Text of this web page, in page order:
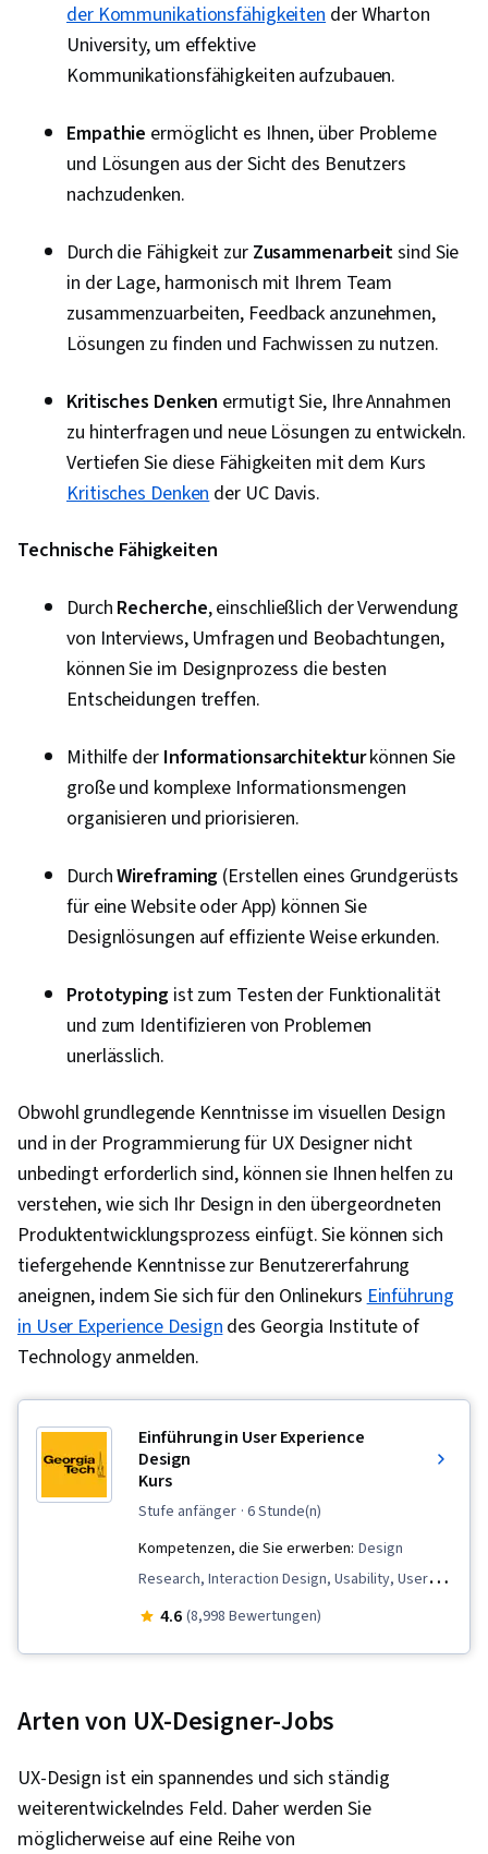
der Kommunikationsfähigkeitender Wharton
University, um effektive
Kommunikationsfähigkeiten aufzubauen.
Empathie ermöglicht es Ihnen, über Probleme
und Lösungen aus der Sicht des Benutzers
nachzudenken.
Durch die Fähigkeit zur Zusammenarbeitsind Sie
in der Lage, harmonisch mit Ihrem Team
zusammenzuarbeiten, Feedback anzunehmen,
Lösungen zu finden und Fachwissen zu nutzen.
Kritisches Denken ermutigt Sie, Ihre Annahmen
zu hinterfragen und neue Lösungen zu entwickeln.
Vertiefen Sie diese Fähigkeiten mit dem Kurs
Kritisches Denkender UC Davis.
Technische Fähigkeiten
Durch Recherche, einschließlich der Verwendung
von Interviews, Umfragen und Beobachtungen,
können Sie im Designprozess die besten
Entscheidungen treffen.
Mithilfe der Informationsarchitekturkönnen Sie
große und komplexe Informationsmengen
organisieren und priorisieren.
DurchWireframing (Erstellen eines Grundgerüsts
für eine Website oder App) können Sie
Designlösungen auf effiziente Weise erkunden.
Prototyping ist zum Testen der Funktionalität
und zum Identifizieren von Problemen
unerlässlich.
Obwohl grundlegende Kenntnisse im visuellen Design
und in der Programmierung für UX Designer nicht
unbedingt erforderlich sind, können sie Ihnen helfen zu
verstehen, wie sich Ihr Design in den übergeordneten
Produktentwicklungsprozess einfügt. Sie können sich
tiefergehende Kenntnisse zur Benutzererfahrung
aneignen, indem Sie sich für den OnlinekursEinführung
in User Experience Designdes Georgia Institute of
Technology anmelden.
Einführung in User Experience
Design
Kurs
stufe anfänger · 6 Stunde(n)
Kompetenzen, die Sie erwerben: Design
Research, Interaction Design, Usability, User
Research, Requirements Elicitation, User
Analysis, User Interface and User Experience
Experience
4.6 (8,998 Bewertungen)
Arten von UX-Designer-Jobs
UX-Design ist ein spannendes und sich ständig
weiterentwickelndes Feld. Daher werden Sie
möglicherweise auf eine Reihe von